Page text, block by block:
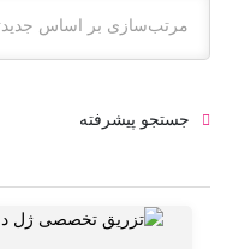
مرتب‌سازی بر اساس
جستجو پیشرفته